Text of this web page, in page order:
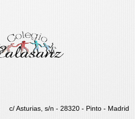
c/ Asturias, s/n - 28320 - Pinto - Madrid